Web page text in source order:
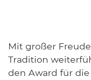
Mit großer
Tradition
den Award für die